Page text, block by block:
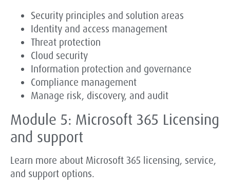
Security principles and solution areas
Identity and access management
Threat protection
Cloud security
Information protection and governance
Compliance management
Manage risk, discovery, and audit
Module 5: Microsoft 365 Licensing
and support
Learn more about Microsoft 365 licensing, service,
and support options.